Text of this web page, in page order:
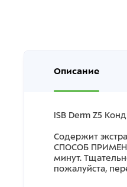
Описание
ISB Derm Z5
Содержит
СПОСОБ
минут.
пожалуйста,